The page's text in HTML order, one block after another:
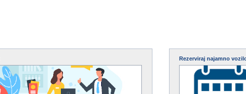
Rezerviraj najamno